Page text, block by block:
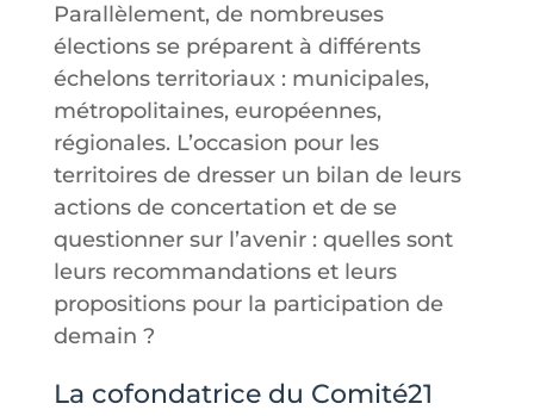
Parallèlement, de nombreuses
élections se préparent à différents
échelons territoriaux : municipales,
métropolitaines, européennes,
régionales. L’occasion pour les
territoires de dresser un bilan de leurs
actions de concertation et de se
questionner sur l’avenir : quelles sont
leurs recommandations et leurs
propositions pour la participation de
demain ?
La cofondatrice du Comité21